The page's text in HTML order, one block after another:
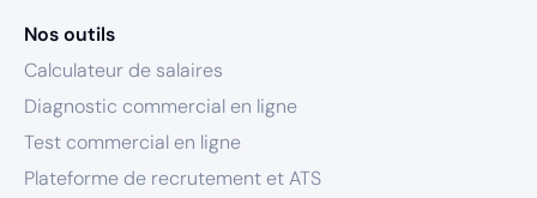
Nos outils
Calculateur de salaires
Diagnostic commercial en ligne
Test commercial en ligne
Plateforme de recrutement et ATS